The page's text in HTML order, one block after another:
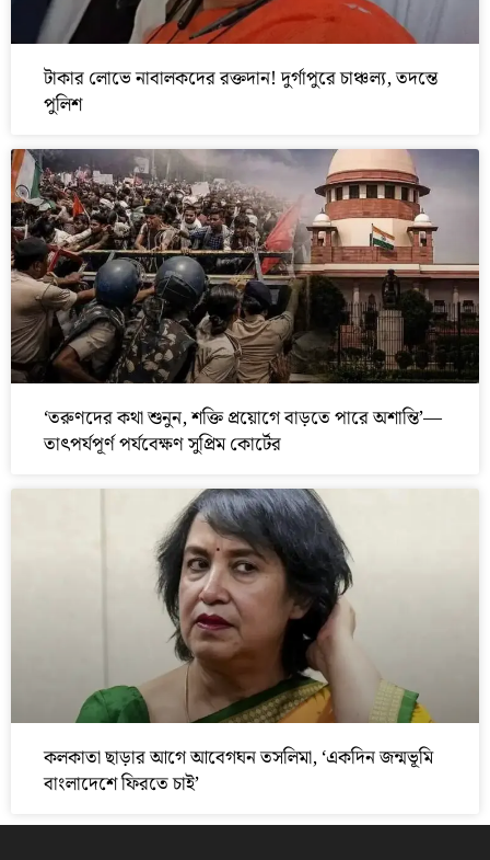
টাকার লোভে নাবালকদের রক্তদান! দুর্গাপুরে চাঞ্চল্য, তদন্তে
পুলিশ
‘তরুণদের কথা শুনুন, শক্তি প্রয়োগে বাড়তে পারে অশান্তি’—
তাৎপর্যপূর্ণ পর্যবেক্ষণ সুপ্রিম কোর্টের
কলকাতা ছাড়ার আগে আবেগঘন তসলিমা, ‘একদিন জন্মভূমি
বাংলাদেশে ফিরতে চাই’